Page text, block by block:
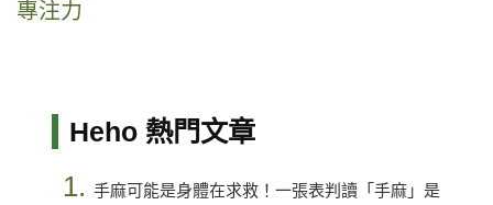
專注力
Heho 熱門文章
1. 手麻可能是身體在求救！一張表判讀「手麻」是